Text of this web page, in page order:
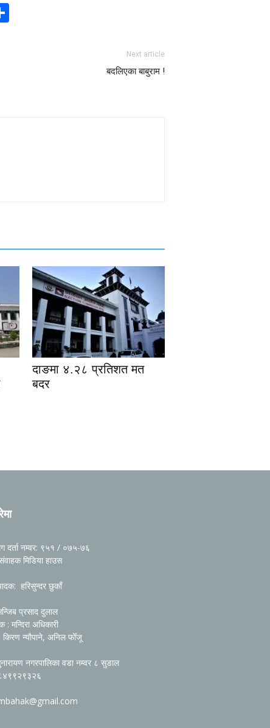
Next article
बदलिएका बाबुराम !
दाङमा ४.२८ प्रतिशत मत
बदर
दर्ता नम्वर: ९५१ / ०७५-७६
मिडिया हाउस
हरिसुन्दर छुकाँ
प्रसाद दुलाल
: मन्दिरा अधिकारी
किरण न्यौपाने, अनिल फोँजू
नगरपालिका वडा नम्वर ८ सुडाल